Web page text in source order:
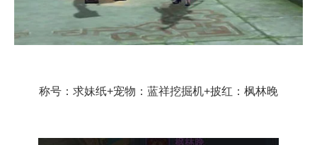
称号：求妹纸+宠物：蓝祥挖掘机+披红：枫林晚